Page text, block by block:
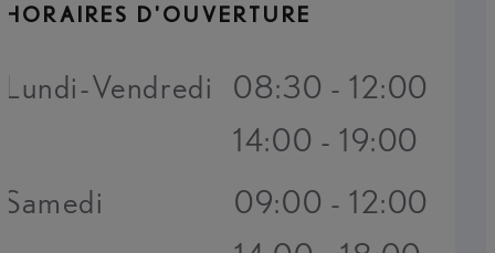
HORAIRES D'OUVERTURE
Lundi-Vendredi
08:30 - 12:00
14:00 - 19:00
Samedi
09:00 - 12:00